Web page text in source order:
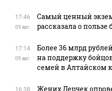
17:46
09 авг.
Самый ценный
рассказала о пользе
17:14
09 авг.
Более 36 млрд
на поддержку
семей в Алтайском
16:38 Жених Лерчек